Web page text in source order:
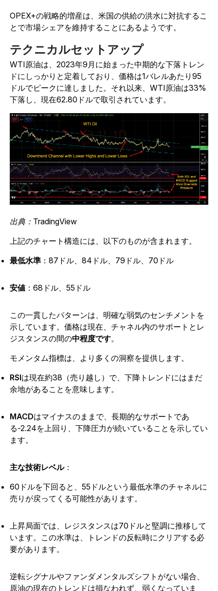
OPEX+の戦略的増産は、米国の供給の洪水に対抗するこ
とで市場シェアを維持することにあるようです。
テクニカルセットアップ
WTI原油は、2023年9月に始まった中期的な下落トレン
ドにしっかりと定着しており、価格は1バレルあたり95
ドルでピークに達しました。それ以来、WTI原油は33%
下落し、現在62.80ドルで取引されています。
出典：TradingView
上記のチャート構造には、以下のものが含まれます。
最低水準 ：87ドル、84ドル、79ドル、70ドル
安値 ：68ドル、55ドル
この一貫したパターンは、明確な弱気のセンチメントを
示しています。価格は現在、チャネル内のサポートとレ
ジスタンスの間の中程度です。
モメンタム指標は、より多くの洞察を提供します。
RSIは現在約38（売り越し）で、下降トレンドにはまだ
余地があることを意味します。
MACDはマイナスのままで、長期的なサポートであ
る-2.24を上回り、下降圧力が続いていることを示してい
ます。
主な技術レベル：
60ドルを下回ると、55ドルという最低水準のチャネルに
売りが戻ってくる可能性があります。
上昇局面では、レジスタンスは70ドルと堅調に推移して
います。この水準は、トレンドの反転時にクリアする必
要があります。
逆転シグナルやファンダメンタルズシフトがない場合、
原油の現在のトレンドは損なわれず、弱くなっていま